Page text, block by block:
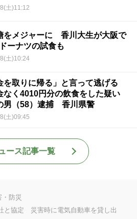
土)11:12
をメジャーに 香川大生が大阪で
ーナツの試食も
土)10:24
を取りに帰る」と言って逃げる
なく4010円分の飲食をした疑い
男（58）逮捕 香川県警
土)09:45
ース記事一覧
・防災
と協定 災害時に電気自動車を貸し出